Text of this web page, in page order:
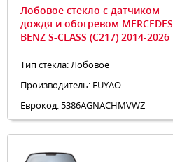
Лобовое стекло с датчиком
дождя и обогревом MERCEDES
BENZ S-CLASS (C217) 2014-2026
Тип стекла: Лобовое
Производитель: FUYAO
Еврокод: 5386AGNACHMVWZ